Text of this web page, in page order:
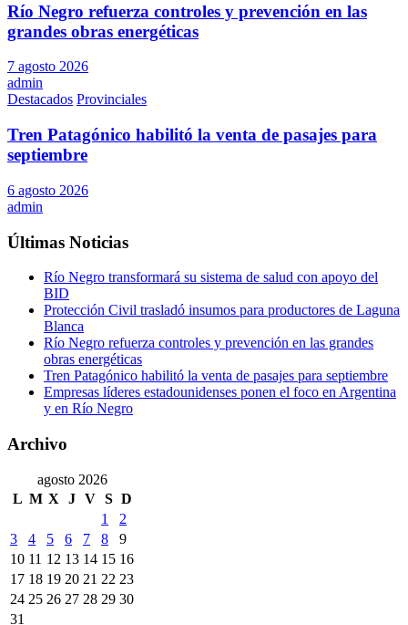
Río Negro refuerza controles y prevención en las
grandes obras energéticas
7 agosto 2026
admin
Destacados Provinciales
Tren Patagónico habilitó la venta de pasajes para
septiembre
6 agosto 2026
admin
Últimas Noticias
Río Negro transformará su sistema de salud con apoyo del
BID
Protección Civil trasladó insumos para productores de Laguna
Blanca
Río Negro refuerza controles y prevención en las grandes
obras energéticas
Tren Patagónico habilitó la venta de pasajes para septiembre
Empresas líderes estadounidenses ponen el foco en Argentina
y en Río Negro
Archivo
agosto 2026
L M X J V S D
1
2
3
4 5 6 7 8
9
10 11 12 13 14 15 16
17 18 19 20 21 22 23
24 25 26 27 28 29 30
31